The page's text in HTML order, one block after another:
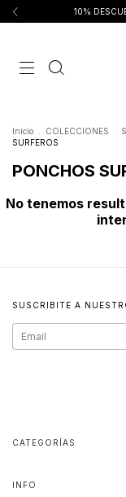
10%
Inicio COLECCIONES
SURFEROS
PONCHOS
No tenemos
SUSCRIBITE A
CATEGORÍAS
INFO